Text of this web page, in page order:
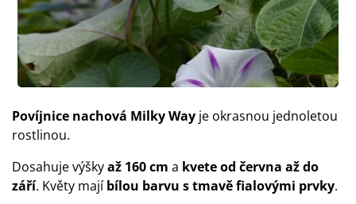
Povíjnice nachová Milky Way je okrasnou jednoletou
rostlinou.
Dosahuje výškyaž 160 cm a kvete od června až do
září. Květy majíbílou barvu s tmavě fialovými prvky.